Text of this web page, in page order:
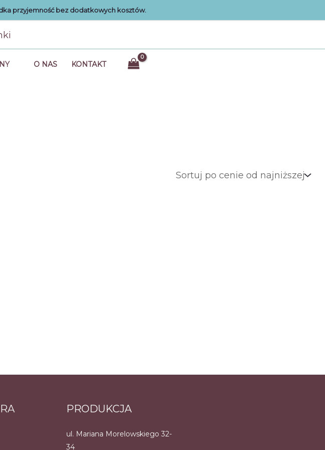
przyjemność bez dodatkowych kosztów.
O NAS KONTAKT
PRODUKCJA
ul. Mariana Morelowskiego 32-
34